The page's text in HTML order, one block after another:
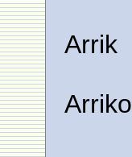
Arrik
Arriko